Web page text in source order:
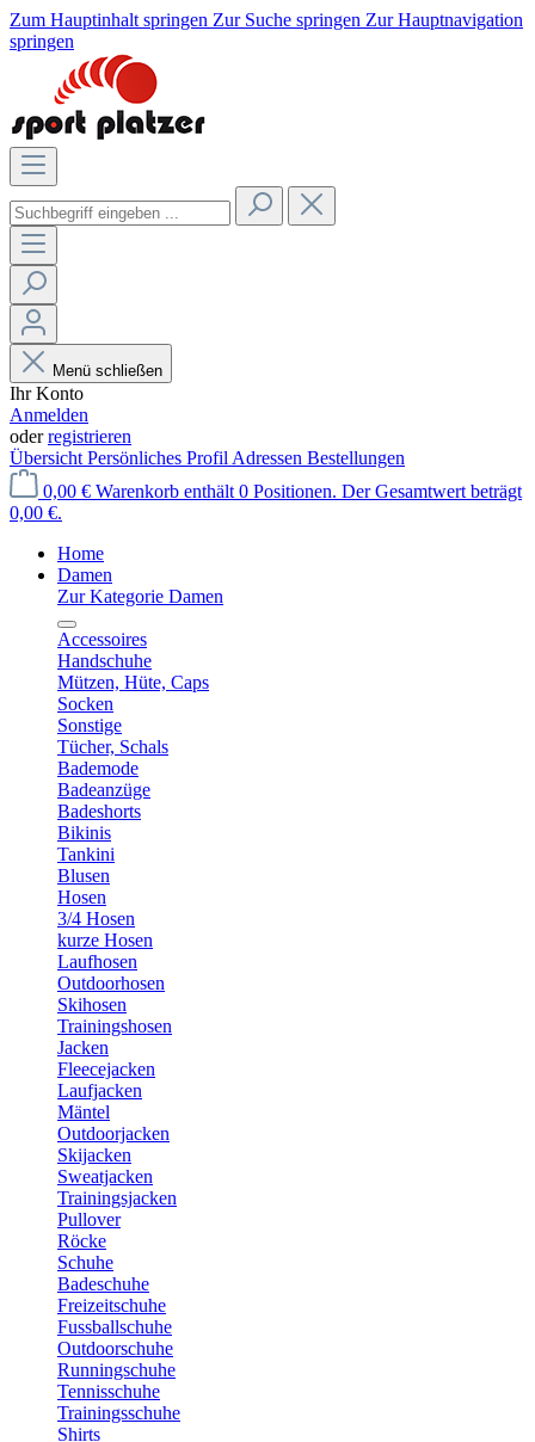
Zum Hauptinhalt springen Zur Suche springen Zur Hauptnavigation
springen
Menü schließen
Ihr Konto
Anmelden
oderregistrieren
Übersicht Persönliches Profil Adressen Bestellungen
0,00 € Warenkorb enthält 0 Positionen. Der Gesamtwert beträgt
0,00 €.
Home
Damen
Zur Kategorie Damen
Accessoires
Handschuhe
Mützen, Hüte, Caps
Socken
Sonstige
Tücher, Schals
Bademode
Badeanzüge
Badeshorts
Bikinis
Tankini
Blusen
Hosen
3/4 Hosen
kurze Hosen
Laufhosen
Outdoorhosen
Skihosen
Trainingshosen
Jacken
Fleecejacken
Laufjacken
Mäntel
Outdoorjacken
Skijacken
Sweatjacken
Trainingsjacken
Pullover
Röcke
Schuhe
Badeschuhe
Freizeitschuhe
Fussballschuhe
Outdoorschuhe
Runningschuhe
Tennisschuhe
Trainingsschuhe
Shirts